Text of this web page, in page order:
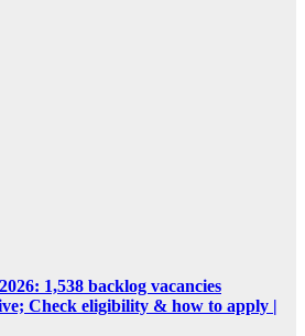
1,538 backlog vacancies
Check eligibility & how to apply |